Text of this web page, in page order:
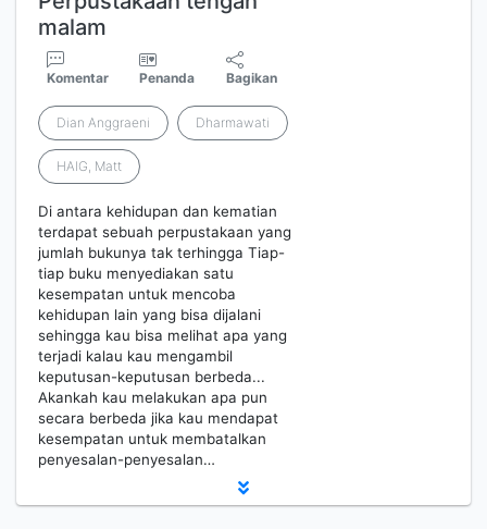
malam
Komentar Penanda Bagikan
Dian Anggraeni Dharmawati
HAIG, Matt
Di antara kehidupan dan kematian
terdapat sebuah perpustakaan yang
jumlah bukunya tak terhingga Tiap-
tiap buku menyediakan satu
kesempatan untuk mencoba
kehidupan lain yang bisa dijalani
sehingga kau bisa melihat apa yang
terjadi kalau kau mengambil
keputusan-keputusan berbeda...
Akankah kau melakukan apa pun
secara berbeda jika kau mendapat
kesempatan untuk membatalkan
penyesalan-penyesalan…